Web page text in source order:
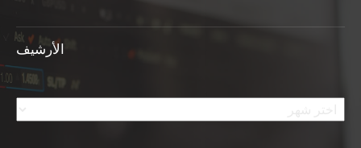
الأرشيف
الأرشيف